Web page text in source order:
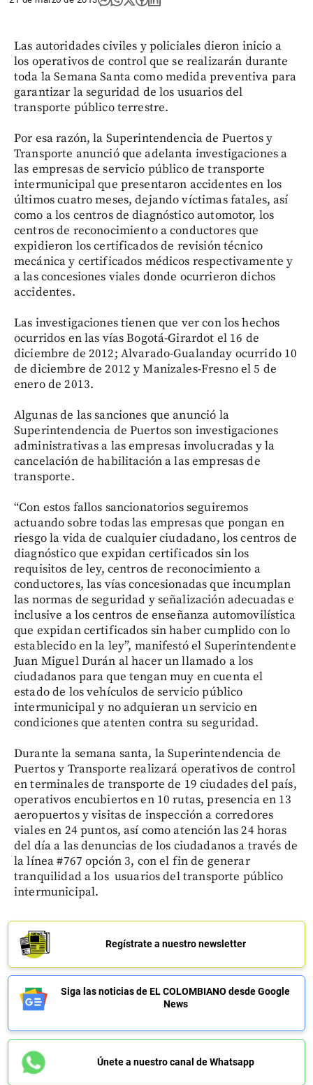
Las autoridades civiles y policiales dieron inicio a
los operativos de control que se realizarán durante
toda la Semana Santa como medida preventiva para
garantizar la seguridad de los usuarios del
transporte público terrestre.
Por esa razón, la Superintendencia de Puertos y
Transporte anunció que adelanta investigaciones a
las empresas de servicio público de transporte
intermunicipal que presentaron accidentes en los
últimos cuatro meses, dejando víctimas fatales, así
como a los centros de diagnóstico automotor, los
centros de reconocimiento a conductores que
expidieron los certificados de revisión técnico
mecánica y certificados médicos respectivamente y
a las concesiones viales donde ocurrieron dichos
accidentes.
Las investigaciones tienen que ver con los hechos
ocurridos en las vías Bogotá-Girardot el 16 de
diciembre de 2012; Alvarado-Gualanday ocurrido 10
de diciembre de 2012 y Manizales-Fresno el 5 de
enero de 2013.
Algunas de las sanciones que anunció la
Superintendencia de Puertos son investigaciones
administrativas a las empresas involucradas y la
cancelación de habilitación a las empresas de
transporte.
“Con estos fallos sancionatorios seguiremos
actuando sobre todas las empresas que pongan en
riesgo la vida de cualquier ciudadano, los centros de
diagnóstico que expidan certificados sin los
requisitos de ley, centros de reconocimiento a
conductores, las vías concesionadas que incumplan
las normas de seguridad y señalización adecuadas e
inclusive a los centros de enseñanza automovilística
que expidan certificados sin haber cumplido con lo
establecido en la ley”, manifestó el Superintendente
Juan Miguel Durán al hacer un llamado a los
ciudadanos para que tengan muy en cuenta el
estado de los vehículos de servicio público
intermunicipal y no adquieran un servicio en
condiciones que atenten contra su seguridad.
Durante la semana santa, la Superintendencia de
Puertos y Transporte realizará operativos de control
en terminales de transporte de 19 ciudades del país,
operativos encubiertos en 10 rutas, presencia en 13
aeropuertos y visitas de inspección a corredores
viales en 24 puntos, así como atención las 24 horas
del día a las denuncias de los ciudadanos a través de
la línea #767 opción 3, con el fin de generar
tranquilidad a los usuarios del transporte público
intermunicipal.
Regístrate a nuestro newsletter
Siga las noticias de EL COLOMBIANO desde Google
News
Únete a nuestro canal de Whatsapp